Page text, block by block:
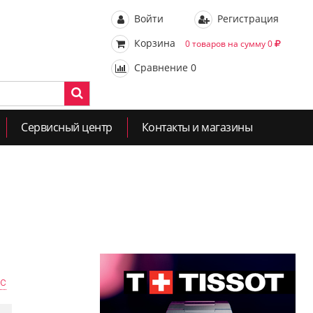
Войти
Регистрация
Корзина
0 товаров на сумму 0
Сравнение 0
Сервисный центр Контакты и магазины